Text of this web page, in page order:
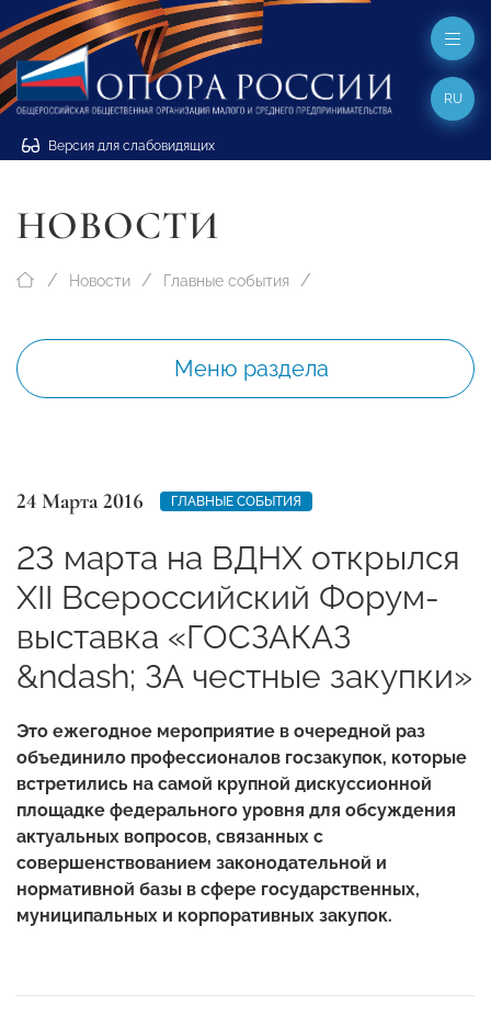
Версия для слабовидящих
RU
НОВОСТИ
Новости Главные события
Меню раздела
24 Марта 2016 ГЛАВНЫЕ СОБЫТИЯ
23 марта на ВДНХ открылся
XII Всероссийский Форум-
выcтавка «ГОСЗАКАЗ
&ndash; ЗА честные закупки»
Это ежегодное мероприятие в очередной раз
объединило профессионалов госзакупок, которые
встретились на самой крупной дискуссионной
площадке федерального уровня для обсуждения
актуальных вопросов, связанных с
совершенствованием законодательной и
нормативной базы в сфере государственных,
муниципальных и корпоративных закупок.